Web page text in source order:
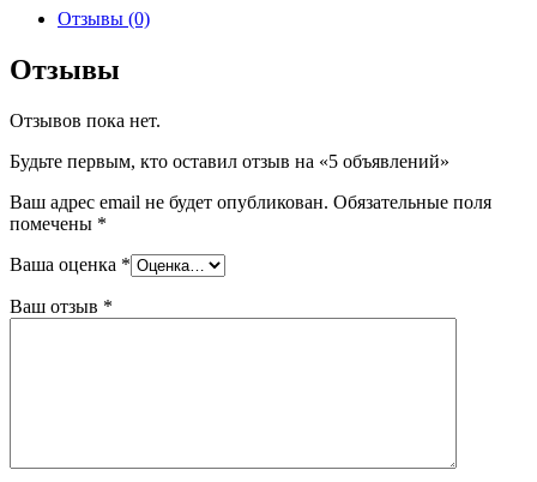
Отзывы (0)
Отзывы
Отзывов пока нет.
Будьте первым, кто оставил отзыв на «5 объявлений»
Ваш адрес email не будет опубликован. Обязательные поля
помечены *
Ваша оценка *
Ваш отзыв *